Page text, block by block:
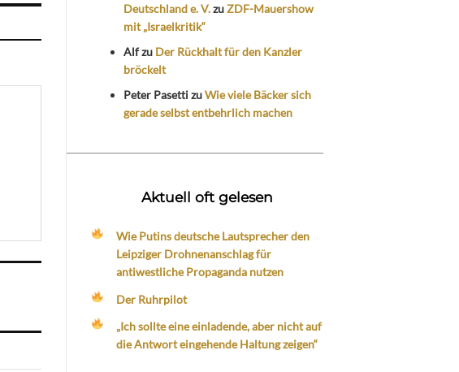
Deutschland e. V.zuZDF-Mauershow
mit „Israelkritik“
Alfzu Der Rückhalt für den Kanzler
bröckelt
Peter PasettizuWie viele Bäcker sich
gerade selbst entbehrlich machen
Aktuell oft gelesen
Wie Putins deutsche Lautsprecher den
Leipziger Drohnenanschlag für
antiwestliche Propaganda nutzen
Der Ruhrpilot
„Ich sollte eine einladende, aber nicht auf
die Antwort eingehende Haltung zeigen“